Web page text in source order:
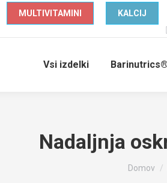
MULTIVITAMINI KALCIJ
Vsi izdelki Barinutrics®
Nadaljnja
You are
Domov